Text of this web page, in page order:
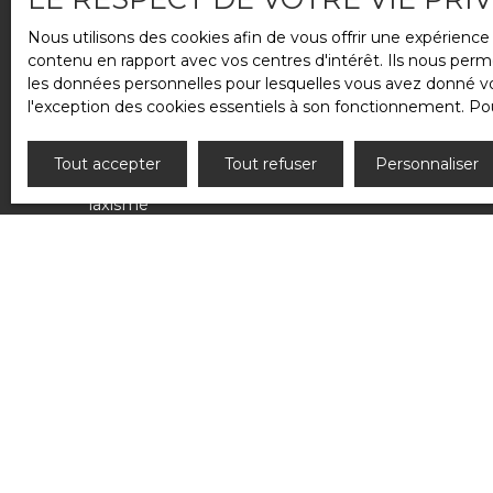
ESSA Immobilier agiten amont et en aval
pour :
Identifier les signaux faibles (retards de
paiement, nuisances, départs anticipés)
de problème
laxisme
Nous utilisons des cookies afin de vous offrir une
contenu en rapport avec vos centres d'intérêt. Ils nous
les données personnelles pour lesquelles vous avez donné
l'exception des cookies essentiels à son fonctionnement.
Tout accepter Tout refuser Personnaliser